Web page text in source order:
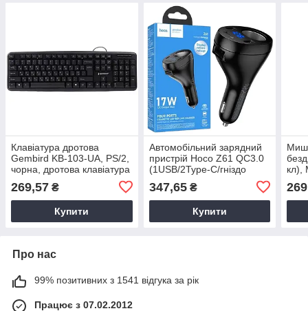
Клавіатура дротова
Gembird KB-103-UA, PS/2,
чорна, дротова клавіатура
269,57 ₴
Купити
Автомобільний зарядний
пристрій Hoco Z61 QC3.0
(1USB/2Type-C/гніздо
прикурювача/17W) чорний
347,65₴
Купити
кл),
Про нас
99% позитивних з 1541 відгука за рік
Працює з 07.02.2012